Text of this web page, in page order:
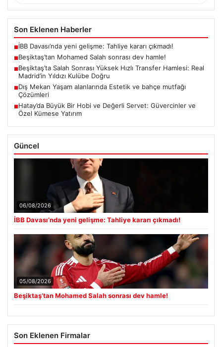
Son Eklenen Haberler
■İBB Davası’nda yeni gelişme: Tahliye kararı çıkmadı!
■Beşiktaş’tan Mohamed Salah sonrası dev hamle!
■Beşiktaş’ta Salah Sonrası Yüksek Hızlı Transfer Hamlesi: Real
Madrid’in Yıldızı Kulübe Doğru
■Dış Mekan Yaşam alanlarında Estetik ve bahçe mutfağı
Çözümleri
■Hatay’da Büyük Bir Hobi ve Değerli Servet: Güvercinler ve
Özel Kümese Yatırım
Güncel
06/08/2026
İBB Davası’nda yeni gelişme: Tahliye kararı çıkmadı!
05/08/2026
Beşiktaş’tan Mohamed Salah sonrası dev hamle!
Son Eklenen Firmalar